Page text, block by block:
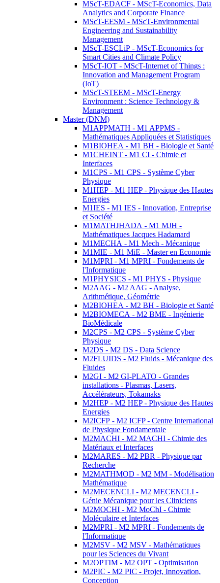
MScT-EDACF - MScT-Economics, Data
Analytics and Corporate Finance
MScT-EESM - MScT-Environmental
Engineering and Sustainability
Management
MScT-ESCLiP - MScT-Economics for
Smart Cities and Climate Policy
MScT-IOT - MScT-Internet of Things :
Innovation and Management Program
(IoT)
MScT-STEEM - MScT-Energy
Environment : Science Technology &
Management
Master (DNM)
M1APPMATH - M1 APPMS -
Mathématiques Appliquées et Statistiques
M1BIOHEA - M1 BH - Biologie et Santé
M1CHEINT - M1 CI - Chimie et
Interfaces
M1CPS - M1 CPS - Système Cyber
Physique
M1HEP - M1 HEP - Physique des Hautes
Energies
M1IES - M1 IES - Innovation, Entreprise
et Société
M1MATHJHADA - M1 MJH -
Mathématiques Jacques Hadamard
M1MECHA - M1 Mech - Mécanique
M1MIE - M1 MiE - Master en Economie
M1MPRI - M1 MPRI - Fondements de
l'Informatique
M1PHYSICS - M1 PHYS - Physique
M2AAG - M2 AAG - Analyse,
Arithmétique, Géométrie
M2BIOHEA - M2 BH - Biologie et Santé
M2BIOMECA - M2 BME - Ingénierie
BioMédicale
M2CPS - M2 CPS - Système Cyber
Physique
M2DS - M2 DS - Data Science
M2FLUIDS - M2 Fluids - Mécanique des
Fluides
M2GI - M2 GI-PLATO - Grandes
installations - Plasmas, Lasers,
Accélérateurs, Tokamaks
M2HEP - M2 HEP - Physique des Hautes
Energies
M2ICFP - M2 ICFP - Centre International
de Physique Fondamentale
M2MACHI - M2 MACHI - Chimie des
Matériaux et Interfaces
M2MARES - M2 PBR - Physique par
Recherche
M2MATHMOD - M2 MM - Modélisation
Mathématique
M2MECENCLI - M2 MECENCLI -
Génie Mécanique pour les Cliniciens
M2MOCHI - M2 MoChI - Chimie
Moléculaire et Interfaces
M2MPRI - M2 MPRI - Fondements de
l'Informatique
M2MSV - M2 MSV - Mathématiques
pour les Sciences du Vivant
M2OPTIM - M2 OPT - Optimisation
M2PIC - M2 PIC - Projet, Innovation,
Conception